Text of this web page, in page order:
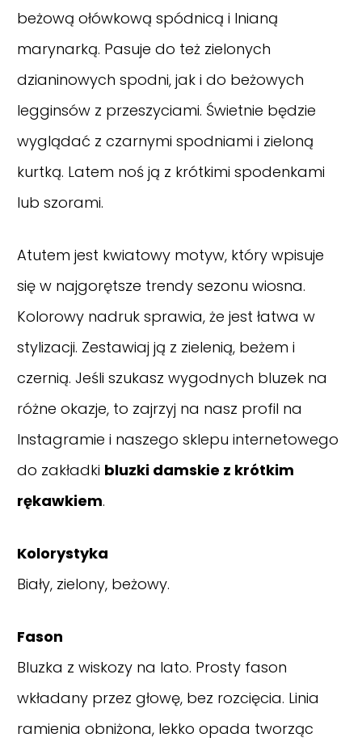
beżową ołówkową spódnicą i lnianą
marynarką. Pasuje do też zielonych
dzianinowych spodni, jak i do beżowych
legginsów z przeszyciami. Świetnie będzie
wyglądać z czarnymi spodniami i zieloną
kurtką. Latem noś ją z krótkimi spodenkami
lub szorami.
Atutem jest kwiatowy motyw, który wpisuje
się w najgorętsze trendy sezonu wiosna.
Kolorowy nadruk sprawia, że jest łatwa w
stylizacji. Zestawiaj ją z zielenią, beżem i
czernią. Jeśli szukasz wygodnych bluzek na
różne okazje, to zajrzyj na nasz profil na
Instagramie i naszego sklepu internetowego
do zakładki bluzki damskie z krótkim
rękawkiem.
Kolorystyka
Biały, zielony, beżowy.
Fason
Bluzka z wiskozy na lato. Prosty fason
wkładany przez głowę, bez rozcięcia. Linia
ramienia obniżona, lekko opada tworząc